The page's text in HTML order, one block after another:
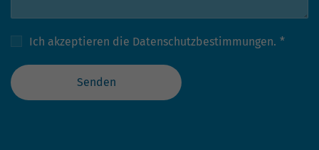
Ich akzeptieren die Datenschutzbestimmungen. *
Senden